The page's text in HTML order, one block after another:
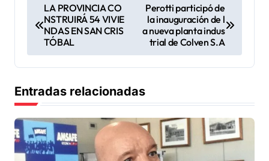
e
g
a
c
i
LA PROVINCIA CO
NSTRUIRÁ 54 VIVIE
NDAS EN SAN CRIS
TÓBAL
Perotti participó de
la inauguración de l
a nueva planta indus
trial de Colven S.A
Entradas relacionadas